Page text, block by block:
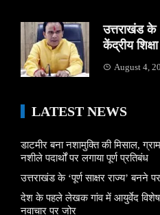
उत्तराखंड के
केंद्रीय
August 4,
LATEST NEWS
डाटमीर बना नशामुक्ति की मिसाल,
नशीले पदार्थों पर लगाया पूर्ण प्रतिबंध
उत्तराखंड के ‘पूर्ण साक्षर राज्य’ बनने
देश के पहले लेखक गांव में आयुर्वेद
नवाचार पर जोर